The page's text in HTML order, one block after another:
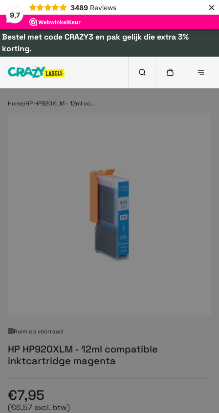
9,7
3489 Reviews ×
Bestel met code CRAZY3 en pak gelijk die extra 3%
korting.
Home HP HP920XLM - 12ml co...
Ruim op voorraad
HP HP920XLM - 12ml compatible
inktcartridge magenta
€7,95
(€6,57 excl. btw)